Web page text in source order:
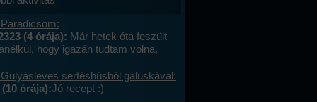
(4 órája): Már hetek óta feszült
hogy igazán tudtam volna,
éveim közepén egyszer csak
minden, ami régen izgalmas
sertéshúsból galuskával:
órája):Jó recept :)